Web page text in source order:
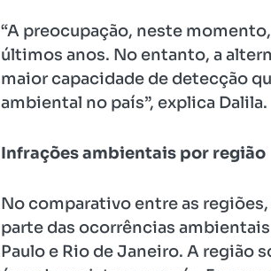
“A preocupação, neste
últimos anos. No entanto, a
maior capacidade de detecção
ambiental no país”, explica Dalila.
Infrações ambientais por região
No comparativo entre as
parte das ocorrências
Paulo e Rio de Janeiro. A